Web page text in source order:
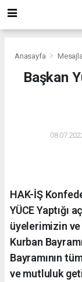
Anasayfa
Başkan
HAK-İŞ
YÜCE Yaptığı
üyelerimizin ve
Kurban
Bayramının
ve mutluluk